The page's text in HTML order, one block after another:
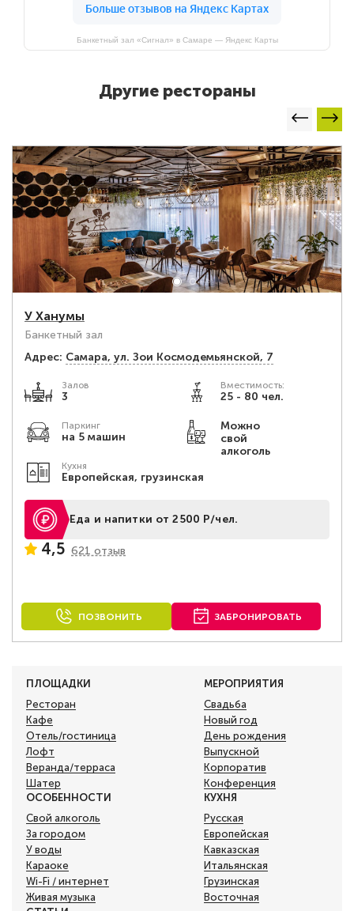
Банкетный зал «Сигнал» в Самаре — Яндекс Карты
Другие рестораны
У Ханумы
Банкетный зал
Адрес: Самара, ул. Зои Космодемьянской, 7
Залов
3
Вместимость:
25 - 80 чел.
Паркинг
на 5 машин
Можно
свой
алкоголь
Кухня
Европейская, грузинская
Еда и напитки от 2500 Р/чел.
4,5 621 отзыв
ПОЗВОНИТЬ ЗАБРОНИРОВАТЬ
ПЛОЩАДКИ
Ресторан
Кафе
Отель/гостиница
Лофт
Веранда/терраса
Шатер
МЕРОПРИЯТИЯ
Свадьба
Новый год
День рождения
Выпускной
Корпоратив
Конференция
ОСОБЕННОСТИ
Свой алкоголь
За городом
У воды
Караоке
Wi-Fi / интернет
Живая музыка
КУХНЯ
Русская
Европейская
Кавказская
Итальянская
Грузинская
Восточная